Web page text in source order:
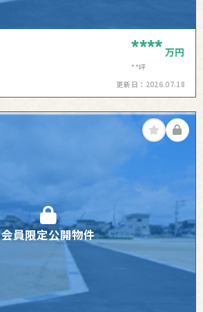
**** 万円
**坪
更新日： 2026.07.18
会員限定公開物件